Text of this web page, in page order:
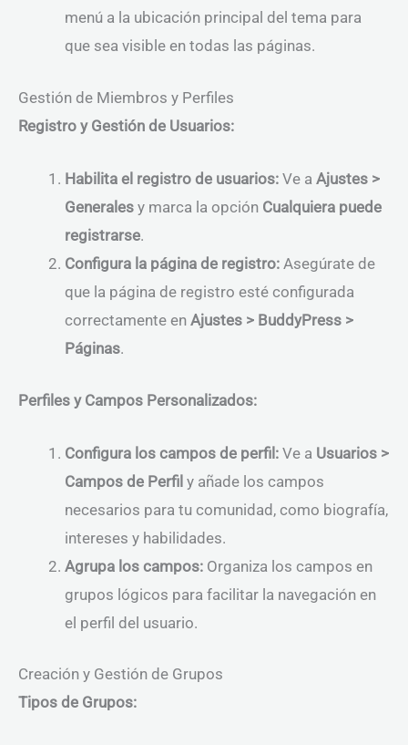
menú a la ubicación principal del tema para
que sea visible en todas las páginas.
Gestión de Miembros y Perfiles
Registro y Gestión de Usuarios:
Habilita el registro de usuarios: Ve a Ajustes >
Generales y marca la opción Cualquiera puede
registrarse.
Configura la página de registro: Asegúrate de
que la página de registro esté configurada
correctamente en Ajustes > BuddyPress >
Páginas.
Perfiles y Campos Personalizados:
Configura los campos de perfil: Ve a Usuarios >
Campos de Perfil y añade los campos
necesarios para tu comunidad, como biografía,
intereses y habilidades.
Agrupa los campos: Organiza los campos en
grupos lógicos para facilitar la navegación en
el perfil del usuario.
Creación y Gestión de Grupos
Tipos de Grupos: